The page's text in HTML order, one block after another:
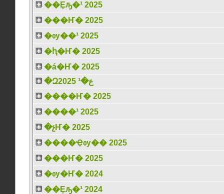
��Ȩԡ�¹ 2025
���Ҥ� 2025
�ѹ��¹ 2025
�ԧ�Ҥ� 2025
�á�Ҥ� 2025
�Զع�¹ 2025
����Ҥ� 2025
����¹ 2025
�չҤ� 2025
����Ҿѹ�� 2025
���Ҥ� 2025
�ѹ�Ҥ� 2024
��Ȩԡ�¹ 2024